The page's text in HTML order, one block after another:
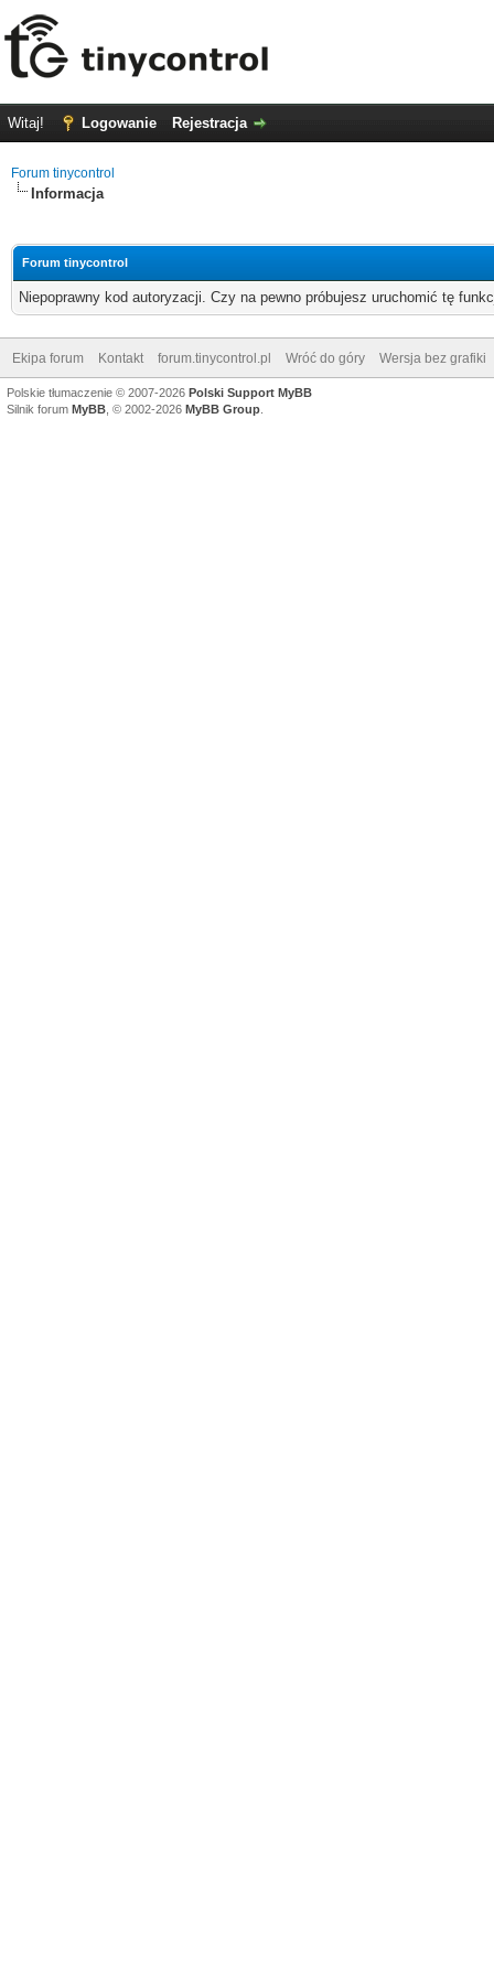
Witaj! Logowanie Rejestracja
Forum tinycontrol
Informacja
Forum tinycontrol
Niepoprawny kod autoryzacji. Czy na pewno próbujesz uruchomić tę
Ekipa forum Kontakt forum.tinycontrol.pl Wróć do góry Wersja bez grafiki
Polskie tłumaczenie © 2007-2026 Polski Support MyBB
Silnik forum MyBB , © 2002-2026 MyBB Group